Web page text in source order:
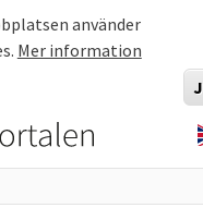
använder
Mer information